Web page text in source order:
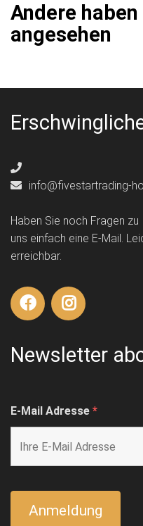
Andere
angesehen
info@fivestartrading-
Haben Sie noch Fragen
uns einfach eine E-Mail.
erreichbar.
Newsletter
E-Mail Adresse *